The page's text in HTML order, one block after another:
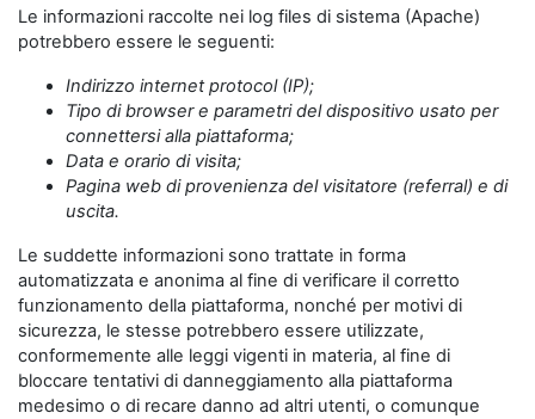
Le informazioni raccolte nei log files di sistema (Apache)
potrebbero essere le seguenti:
Indirizzo internet protocol (IP);
Tipo di browser e parametri del dispositivo usato per
connettersi alla piattaforma;
Data e orario di visita;
Pagina web di provenienza del visitatore (referral) e di
uscita.
Le suddette informazioni sono trattate in forma
automatizzata e anonima al fine di verificare il corretto
funzionamento della piattaforma, nonché per motivi di
sicurezza, le stesse potrebbero essere utilizzate,
conformemente alle leggi vigenti in materia, al fine di
bloccare tentativi di danneggiamento alla piattaforma
medesimo o di recare danno ad altri utenti, o comunque